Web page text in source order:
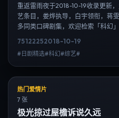
重返雷雨夜于2018-10-19收录更新
艺条目，娄烨执导，白宇领衔，蒋
多同类口碑剧集，欢迎检索「科幻
视剧、韩剧全集、日剧高清等长尾词
75122252018-10-19
#日剧精选#科幻#综艺#
热门爱情片
7 张
极光掠过屋檐诉说久远